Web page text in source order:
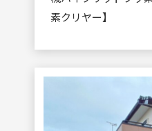
素クリヤー】